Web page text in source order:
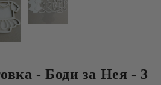
- Боди за Нея - 3